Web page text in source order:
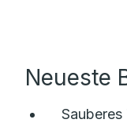
Neueste